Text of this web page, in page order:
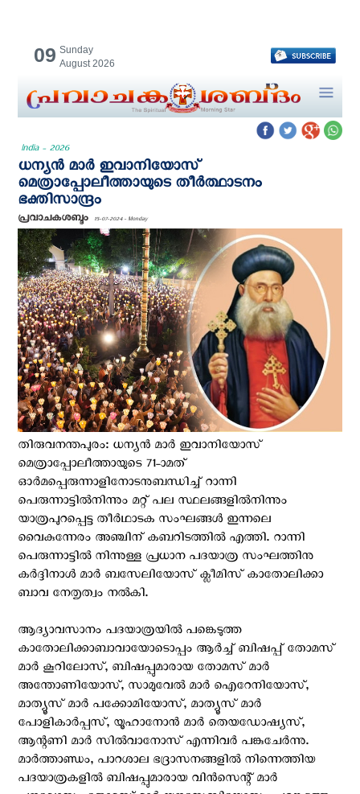
09 Sunday
August 2026
India - 2026
ധന്യൻ മാർ ഇവാനിയോസ്
മെത്രാപ്പോലീത്തായുടെ തീര്‍ത്ഥാടനം
ഭക്തിസാന്ദ്രം
പ്രവാചകശബ്ദം 15-07-2024 - Monday
തിരുവനന്തപുരം: ധന്യൻ മാർ ഇവാനിയോസ്
മെത്രാപ്പോലീത്തായുടെ 71-ാമത്
ഓർമപ്പെരുന്നാളിനോടനുബന്ധിച്ച് റാന്നി
പെരുന്നാട്ടിൽനിന്നും മറ്റ് പല സ്ഥലങ്ങളിൽനിന്നും
യാത്രപുറപ്പെട്ട തീർഥാടക സംഘങ്ങൾ ഇന്നലെ
വൈകുന്നേരം അഞ്ചിന് കബറിടത്തിൽ എത്തി. റാന്നി
പെരുന്നാട്ടിൽ നിന്നുള്ള പ്രധാന പദയാത്ര സംഘത്തിനു
കർദ്ദിനാൾ മാർ ബസേലിയോസ് ക്ലീമിസ് കാതോലിക്കാ
ബാവ നേതൃത്വം നൽകി.
ആദ്യാവസാനം പദയാത്രയിൽ പങ്കെടുത്ത
കാതോലിക്കാബാവായോടൊപ്പം ആർച്ച് ബിഷപ്പ് തോമസ്
മാർ കൂറിലോസ്, ബിഷപ്പുമാരായ തോമസ് മാർ
അന്തോണിയോസ്, സാമുവേൽ മാർ ഐറേനിയോസ്,
മാത്യൂസ് മാർ പക്കോമിയോസ്, മാത്യൂസ് മാർ
പോളികാർപ്പസ്, യൂഹാനോൻ മാർ തെയഡോഷ്യസ്,
ആന്റണി മാർ സിൽവാനോസ് എന്നിവർ പങ്കുചേർന്നു.
മാർത്താണ്ഡം, പാറശാല ഭദ്രാസനങ്ങളിൽ നിന്നെത്തിയ
പദയാത്രകളിൽ ബിഷപ്പുമാരായ വിൻസെന്റ് മാർ